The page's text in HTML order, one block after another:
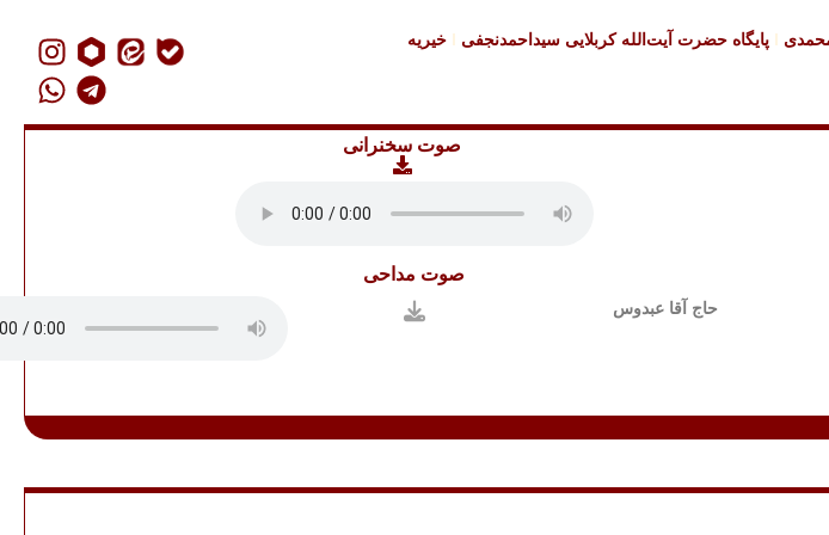
پایگاه حضرت آیت‌الله کربلایی سیداحمدنجفی خیریه
صوت سخنرانی
صوت مداحی
حاج آقا عبدوس